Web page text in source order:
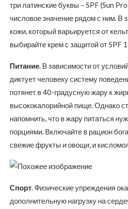
три латинские буквы – SPF (Sun
числовое значение рядом с ним. В
кожи, который варьируется от
выбирайте крем с защитой от SPF
Питание. В зависимости от
диктует человеку систему
потянет в 40-градусную жару к
высококалорийной пище. Однако
напомнить, что в жару питаться
порциями. Включайте в рацион
свежие фрукты и овощи, и
Спорт. Физические упреждения
дополнительную нагрузку на